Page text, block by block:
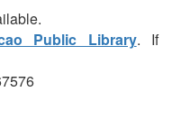
Public Library. If